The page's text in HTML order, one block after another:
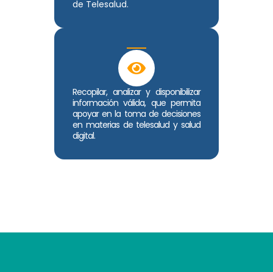
de Telesalud.
Recopilar, analizar y disponibilizar
información válida, que permita
apoyar en la toma de decisiones
en materias de telesalud y salud
digital.